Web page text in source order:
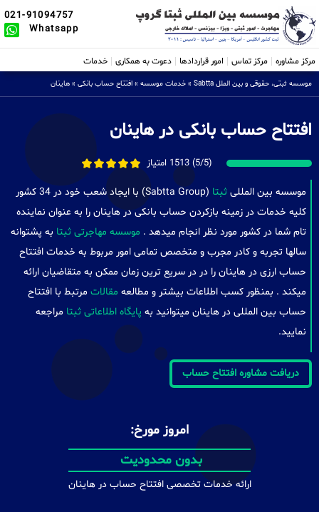
021-91094757
Whatsapp
مرکز مشاوره مرکز تماس امور قراردادها دعوت به همکاری خدمات
موسسه ثبتی، حقوقی و بین الملل Sabtta » خدمات موسسه » افتتاح حساب بانکی » هاینان
افتتاح حساب بانکی در هاینان
(5/5) 1513 امتیاز
موسسه بین المللی ثبتا
(Sabtta Group) با ایجاد شعب خود در 34 کشور
کلیه خدمات در زمینه بازکردن حساب بانکی در هاینان را به عنوان نماینده
تام شما در کشور مورد نظر انجام میدهد . موسسه مهاجرتی ثبتا به پشتوانه
سالها تجربه و کادر مجرب و متخصص تمامی امور مربوط به خدمات افتتاح
حساب ارزی در هاینان را در در سریع ترین زمان ممکن به متقاضیان ارائه
میکند . بمنظور کسب اطلاعات بیشتر و مطالعه مقالات مرتبط با افتتاح
حساب بین المللی در هاینان میتوانید به پایگاه اطلاعاتی ثبتا مراجعه
نمایید.
دریافت مشاوره افتتاح حساب
امروز مورخ:
بدون محدودیت
ارائه خدمات تخصصی افتتاح حساب در هاینان